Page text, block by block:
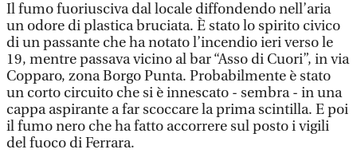
Il fumo fuoriusciva dal locale diffondendo nell’aria
un odore di plastica bruciata. È stato lo spirito civico
di un passante che ha notato l’incendio ieri verso le
19, mentre passava vicino al bar “Asso di Cuori”, in via
Copparo, zona Borgo Punta. Probabilmente è stato
un corto circuito che si è innescato - sembra - in una
cappa aspirante a far scoccare la prima scintilla. E poi
il fumo nero che ha fatto accorrere sul posto i vigili
del fuoco di Ferrara.